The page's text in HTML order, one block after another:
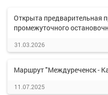
Открыта предварительная
промежуточного
31.03.2026
Маршрут "Междуреченск -
11.07.2025